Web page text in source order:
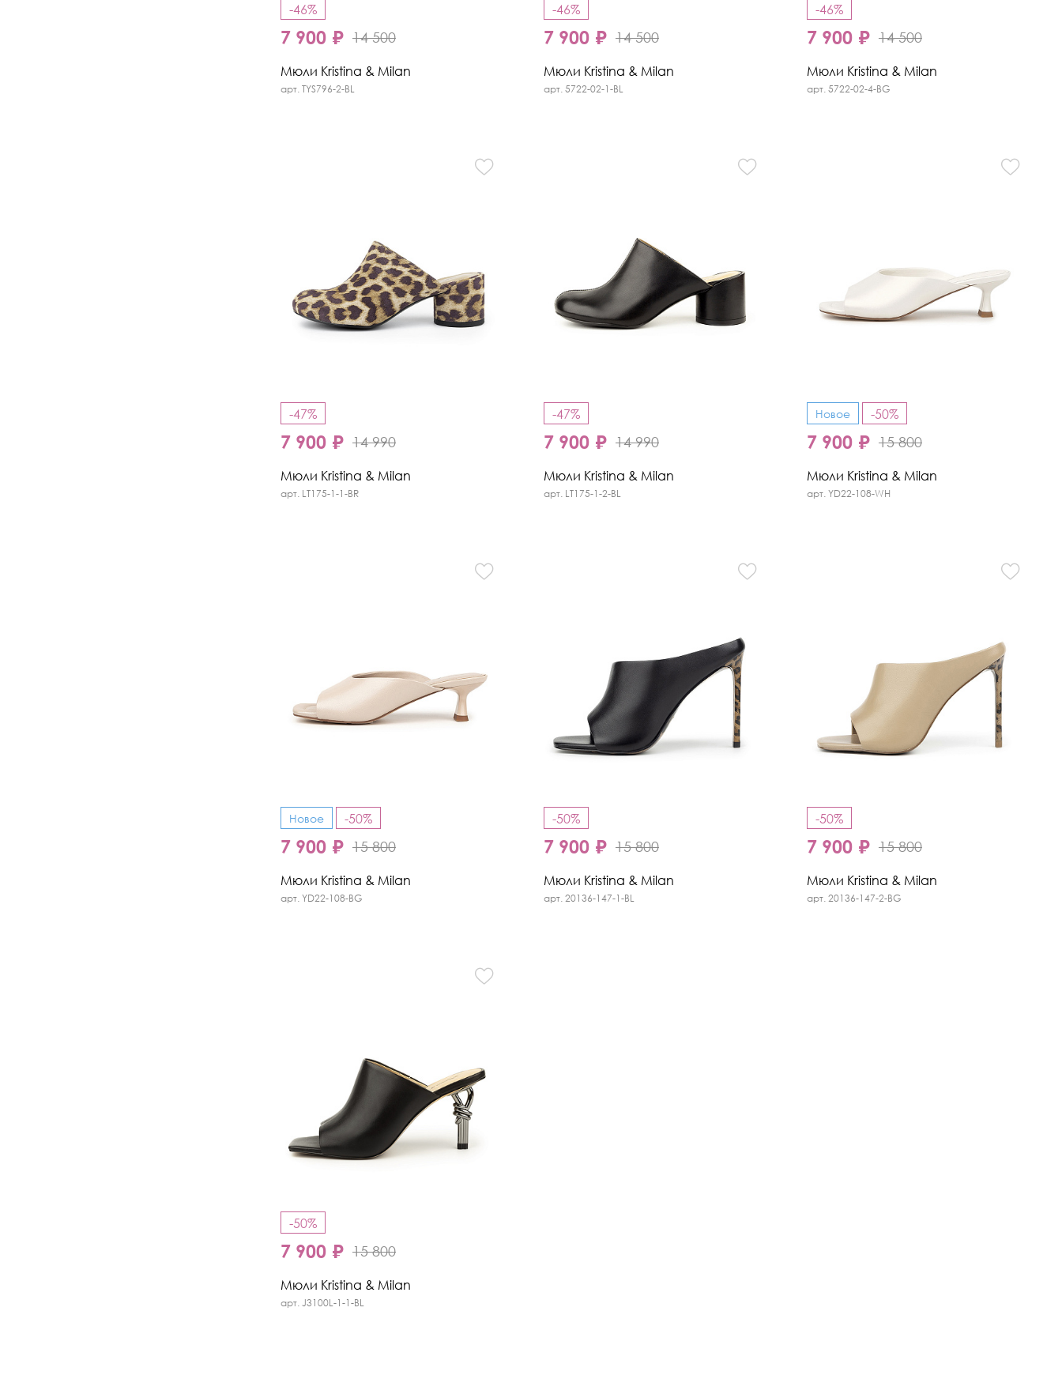
-46%
7 900 ₽ 14 500
Мюли Kristina & Milan
арт. TYS796-2-BL
-46%
7 900 ₽ 14 500
Мюли Kristina & Milan
арт. 5722-02-1-BL
-46%
7 900 ₽ 14 500
Мюли Kristina & Milan
арт. 5722-02-4-BG
-47%
7 900 ₽ 14 990
Мюли Kristina & Milan
арт. LT175-1-1-BR
-47%
7 900 ₽ 14 990
Мюли Kristina & Milan
арт. LT175-1-2-BL
Новое -50%
7 900 ₽ 15 800
Мюли Kristina & Milan
арт. YD22-108-WH
Новое -50%
7 900 ₽ 15 800
Мюли Kristina & Milan
арт. YD22-108-BG
-50%
7 900 ₽ 15 800
Мюли Kristina & Milan
арт. 20136-147-1-BL
-50%
7 900 ₽ 15 800
Мюли Kristina & Milan
арт. 20136-147-2-BG
-50%
7 900 ₽ 15 800
Мюли Kristina & Milan
арт. J3100L-1-1-BL